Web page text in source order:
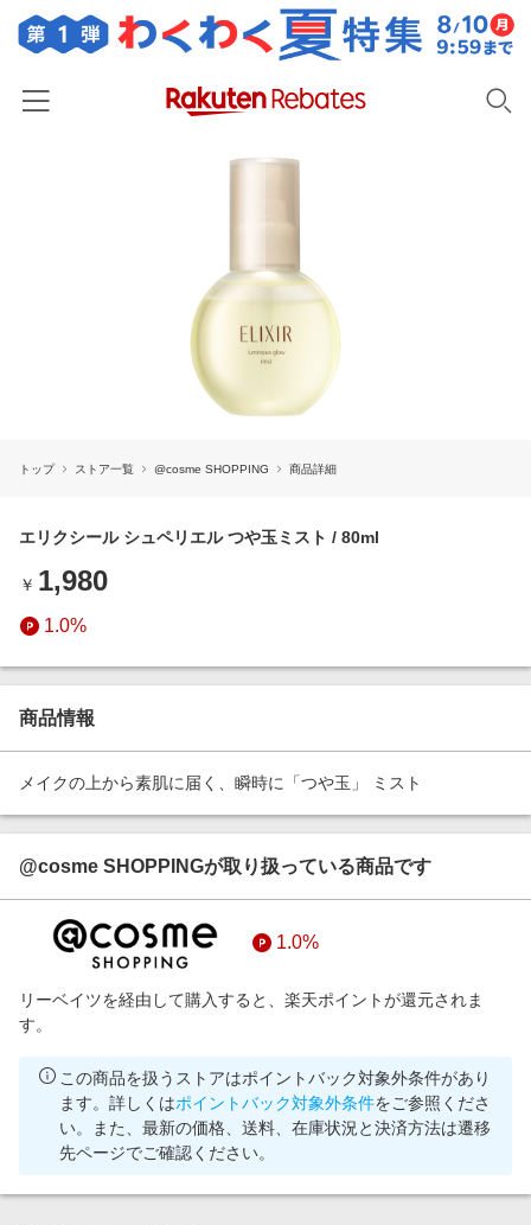
ファッション・インナー・小物
キッズ・ベビー用品
エンタメ
スポーツ・アウトドア・ゴルフ
インテリア・寝具
ペット・花・DIY・車
金融・マネー・保険
デジタルコンテンツ
ビジネス・その他サービス
電子書籍特集
旅行特集
お中元特集2026
わくわく夏特集
とことん買い物チャレンジ
Apple公式サイト×楽天カード分割払い
Qoo10メガポ
トップ ストア一覧 @cosme SHOPPING 商品詳細
エリクシール シュペリエル つや玉ミスト / 80ml
￥ 1,980
1.0%
商品情報
メイクの上から素肌に届く、瞬時に「つや玉」 ミスト
@cosme SHOPPINGが取り扱っている商品です
1.0%
リーベイツを経由して購入すると、楽天ポイントが還元されま
す。
この商品を扱うストアはポイントバック対象外条件があり
ます。詳しくはポイントバック対象外条件をご参照くださ
い。また、最新の価格、送料、在庫状況と決済方法は遷移
先ページでご確認ください。